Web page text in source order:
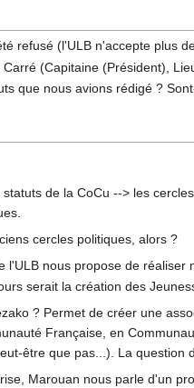
refusé (l'ULB n'accepte plus
Carré (Capitaine (Président),
que nous avions rédigé ?
de la CoCu --> les
cercles politiques, alors ?
l'ULB nous propose de réaliser
serait la création des
? Permet de créer une
Française, en
être que pas...). La question
Marouan nous parle d'un